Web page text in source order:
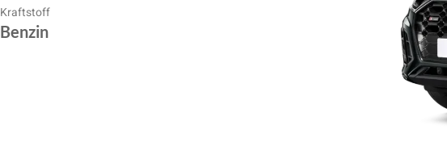
Kraftstoff
Benzin